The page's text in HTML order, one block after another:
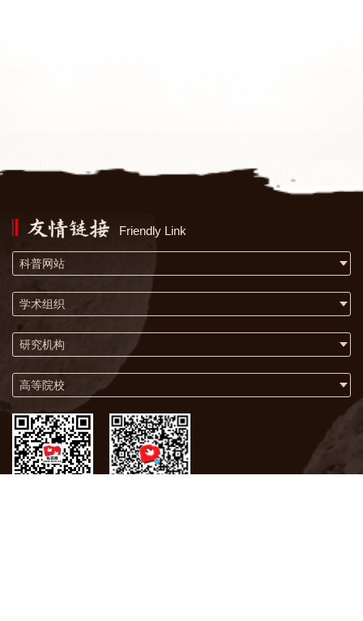
Friendly Link
科普网站
学术组织
研究机构
高等院校